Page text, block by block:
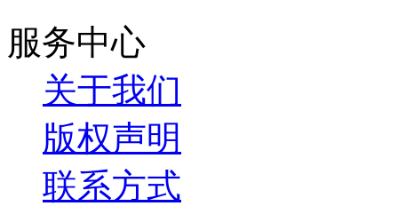
服务中心
关于我们
版权声明
联系方式